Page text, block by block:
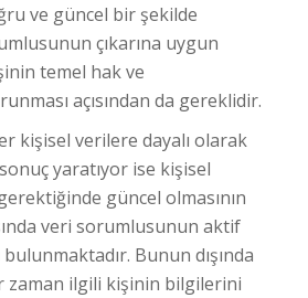
ve güncel bir şekilde
çıkarına uygun
temel hak ve
açısından da gereklidir.
kişisel verilere dayalı olarak
yaratıyor ise kişisel
güncel olmasının
veri sorumlusunun aktif
Bunun dışında
zaman ilgili kişinin bilgilerini